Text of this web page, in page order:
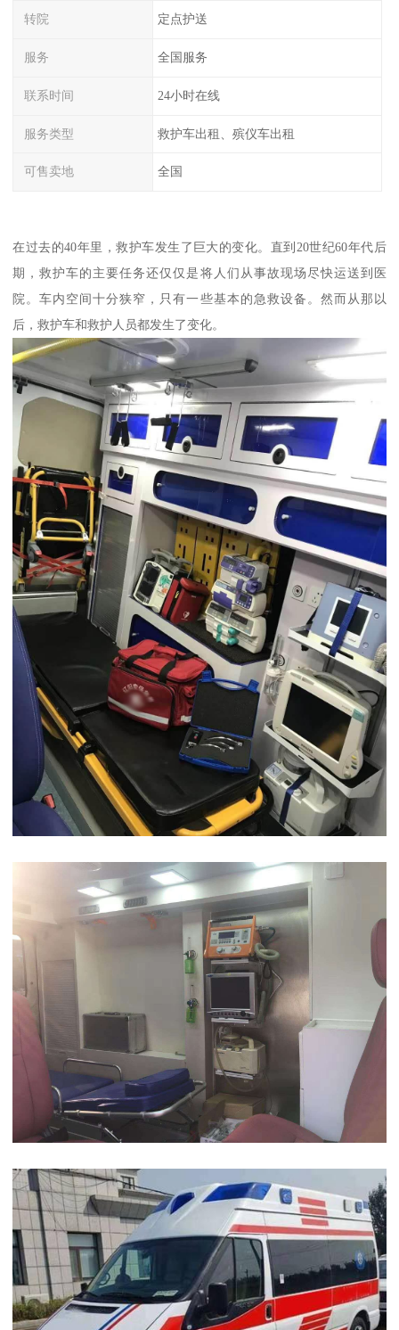
转院 定点护送
服务 全国服务
联系时间 24小时在线
服务类型 救护车出租、殡仪车出租
可售卖地 全国
在过去的40年里，救护车发生了巨大的变化。直到20世纪60年代后
期，救护车的主要任务还仅仅是将人们从事故现场尽快运送到医
院。车内空间十分狭窄，只有一些基本的急救设备。然而从那以
后，救护车和救护人员都发生了变化。